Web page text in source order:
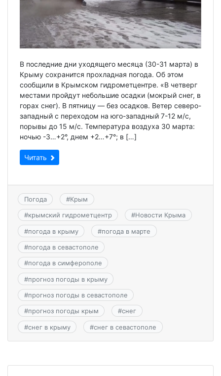
В последние дни уходящего месяца (30-31 марта) в
Крыму сохранится прохладная погода. Об этом
сообщили в Крымском гидрометцентре. «В четверг
местами пройдут небольшие осадки (мокрый снег, в
горах снег). В пятницу — без осадков. Ветер северо-
западный с переходом на юго-западный 7-12 м/с,
порывы до 15 м/с. Температура воздуха 30 марта:
ночью -3…+2°, днем +2…+7°; в […]
Читать
Погода #Крым
#крымский гидрометцентр #Новости Крыма
#погода в крыму #погода в марте
#погода в севастополе
#погода в симферополе
#прогноз погоды в крыму
#прогноз погоды в севастополе
#прогноз погоды крым #снег
#снег в крыму #снег в севастополе